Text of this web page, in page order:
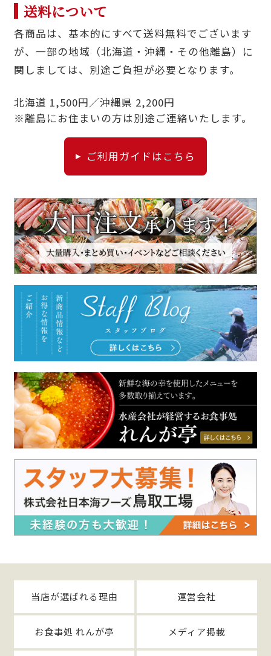
送料について
各商品は、基本的にすべて送料無料でございます
が、一部の地域（北海道・沖縄・その他離島）に
関しましては、別途ご負担が必要となります。
北海道 1,500円／沖縄県 2,200円
※離島にお住まいの方は別途ご連絡いたします。
ご利用ガイドはこちら
当店が選ばれる理由 運営会社
お食事処 れんが亭 メディア掲載